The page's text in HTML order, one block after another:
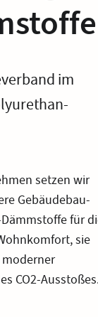
im
setzen wir
Gebäudebau-
für
sie
CO2-